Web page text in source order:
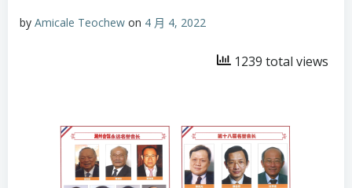
by Amicale Teochew on 4 月 4, 2022
1239 total views